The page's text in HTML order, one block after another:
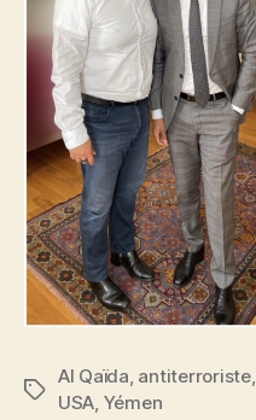
Étiquettes
Al Qaïda, antiterroriste,
USA, Yémen